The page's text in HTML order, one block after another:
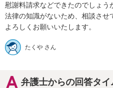
慰謝料請求などできたのでしょう
法律の知識がないため、相談させ
よろしくお願いいたします。
たくや さん
弁護士からの回答タイ